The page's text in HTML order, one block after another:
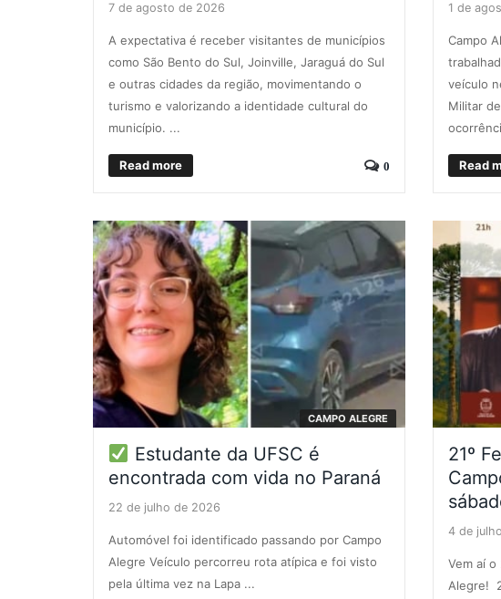
7 de agosto de 2026
A expectativa é receber visitantes de municípios
como São Bento do Sul, Joinville, Jaraguá do Sul
e outras cidades da região, movimentando o
turismo e valorizando a identidade cultural do
município. ...
Read more 0
1 de
Campo
veículo
Militar
Read
CAMPO ALEGRE
Estudante da UFSC é
encontrada com vida no Paraná
22 de julho de 2026
Automóvel foi identificado passando por Campo
Alegre Veículo percorreu rota atípica e foi visto
pela última vez na Lapa ...
21º
4 de
Vem aí o
Alegre!